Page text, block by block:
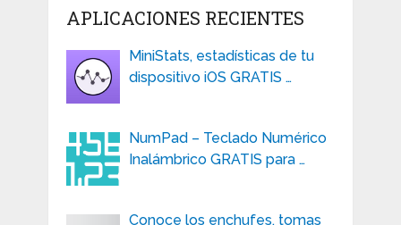
APLICACIONES RECIENTES
MiniStats, estadísticas de tu
dispositivo iOS GRATIS …
NumPad – Teclado Numérico
Inalámbrico GRATIS para …
Conoce los enchufes, tomas